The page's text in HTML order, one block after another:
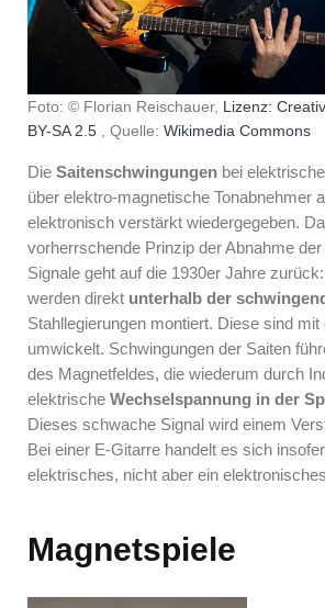
Foto: © Florian Reischauer, Lizenz:
BY-SA 2.5
, Quelle: Wikimedia Commons
Die Saitenschwingungen bei
über elektro-magnetische Tonabnehmer
elektronisch verstärkt wiedergegeben.
vorherrschende Prinzip der Abnahme
Signale geht auf die 1930er Jahre zurück:
werden direkt unterhalb der
Stahllegierungen montiert. Diese sind mit
umwickelt. Schwingungen der Saiten
des Magnetfeldes, die wiederum durch
elektrische Wechselspannung in der
Dieses schwache Signal wird einem
Bei einer E-Gitarre handelt es sich
elektrisches, nicht aber ein
Magnetspiele